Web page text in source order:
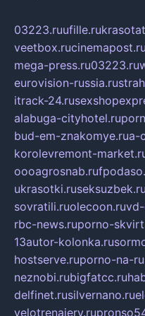
03223.ruufille.ru
veetbox.rucinemapost.ru
mega-press.ru03223.ru
eurovision-russia.ru
itrack-24.ru
alabuga-cityhotel.ru
bud-em-znakomye.rua-
korolevremont-
oooagrosnab.ru
ukrasotki.ruseksuzbek.ru
sovratili.ruolecoon.ru
rbc-news.ruporno-
13autor-kolonka.ru
hostserve.ruporno-na-
neznobi.rubigfatcc.ru
delfinet.rusilvernano.ru
velotrenajery.ru